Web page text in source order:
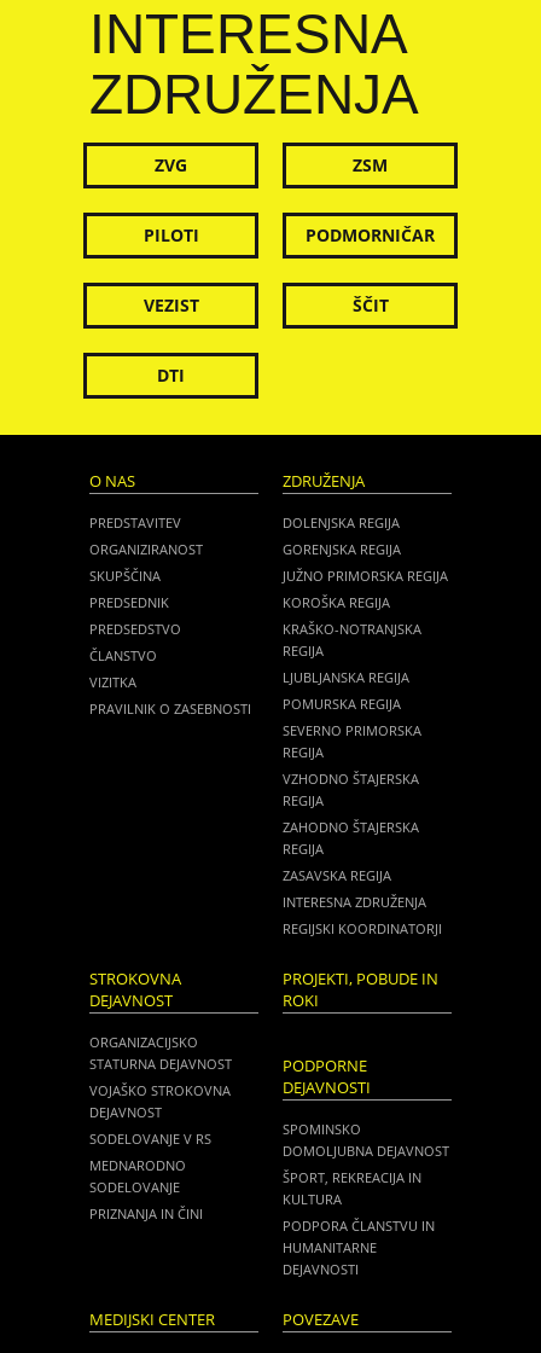
INTERESNA
ZDRUŽENJA
ZVG ZSM
PILOTI PODMORNIČAR
VEZIST ŠČIT
DTI
O NAS
PREDSTAVITEV
ORGANIZIRANOST
SKUPŠČINA
PREDSEDNIK
PREDSEDSTVO
ČLANSTVO
VIZITKA
PRAVILNIK O ZASEBNOSTI
ZDRUŽENJA
DOLENJSKA REGIJA
GORENJSKA REGIJA
JUŽNO PRIMORSKA REGIJA
KOROŠKA REGIJA
KRAŠKO-NOTRANJSKA
REGIJA
LJUBLJANSKA REGIJA
POMURSKA REGIJA
SEVERNO PRIMORSKA
REGIJA
VZHODNO ŠTAJERSKA
REGIJA
ZAHODNO ŠTAJERSKA
REGIJA
ZASAVSKA REGIJA
INTERESNA ZDRUŽENJA
REGIJSKI KOORDINATORJI
STROKOVNA
DEJAVNOST
ORGANIZACIJSKO
STATURNA DEJAVNOST
VOJAŠKO STROKOVNA
DEJAVNOST
SODELOVANJE V RS
MEDNARODNO
SODELOVANJE
PRIZNANJA IN ČINI
PROJEKTI, POBUDE IN
ROKI
PODPORNE
DEJAVNOSTI
SPOMINSKO
DOMOLJUBNA DEJAVNOST
ŠPORT, REKREACIJA IN
KULTURA
PODPORA ČLANSTVU IN
HUMANITARNE
DEJAVNOSTI
MEDIJSKI CENTER POVEZAVE